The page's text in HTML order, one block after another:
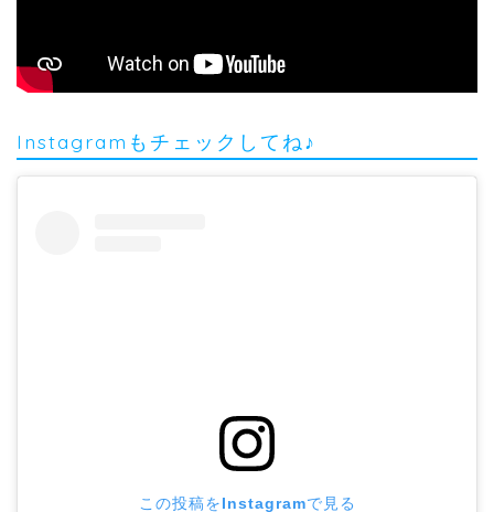
Instagramもチェックしてね♪
この投稿をInstagramで見る